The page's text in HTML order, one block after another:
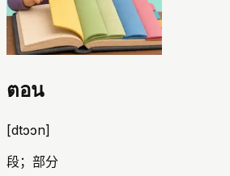
ตอน
[dtɔɔn]
段；部分